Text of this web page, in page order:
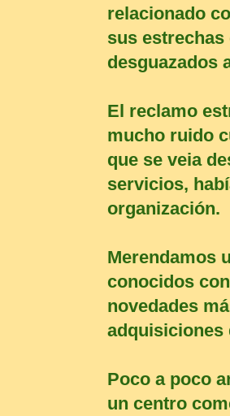
relacionado
sus
desguazados
El reclamo
mucho ruido
que se veia
servicios,
organización.
Merendamos
conocidos
novedades
adquisiciones
Poco a poco
un centro